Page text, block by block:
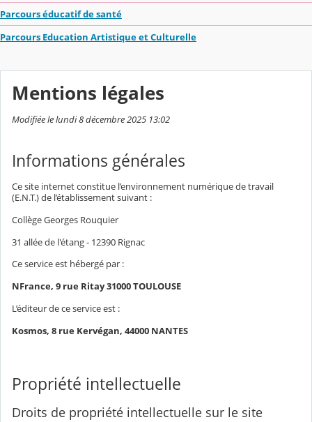
Parcours éducatif de santé
Parcours Education Artistique et Culturelle
Mentions légales
Modifiée le lundi 8 décembre 2025 13:02
Informations générales
Ce site internet constitue l’environnement numérique de travail
(E.N.T.) de l’établissement suivant :
Collège Georges Rouquier
31 allée de l'étang - 12390 Rignac
Ce service est hébergé par :
NFrance, 9 rue Ritay 31000 TOULOUSE
L’éditeur de ce service est :
Kosmos, 8 rue Kervégan, 44000 NANTES
Propriété intellectuelle
Droits de propriété intellectuelle sur le site